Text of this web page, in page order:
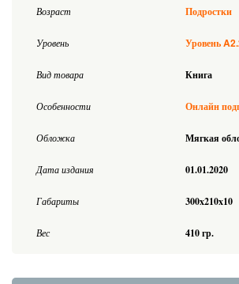
Возраст Подростки
Уровень Уровень
Вид товара Книга
Особенности Онлайн
Обложка Мягкая
Дата издания 01.01.2020
Габариты 300x210x10
Вес 410 гр.